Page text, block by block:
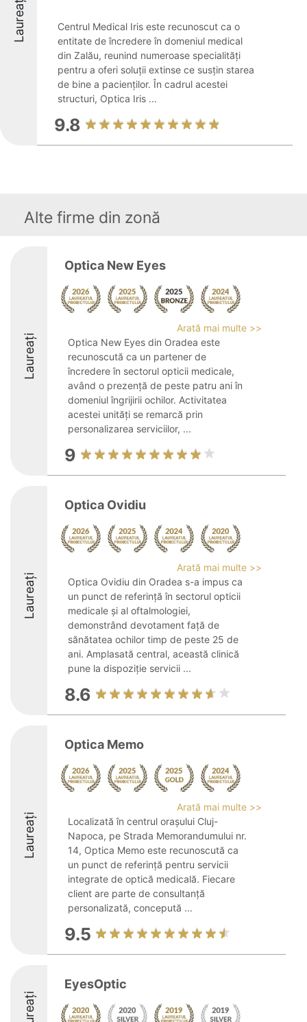
Laureați
Centrul Medical Iris este recunoscut ca o
entitate de încredere în domeniul medical
din Zalău, reunind numeroase specialități
pentru a oferi soluții extinse ce susțin starea
de bine a pacienților. În cadrul acestei
structuri, Optica Iris ...
9.8
Alte firme din zonă
Laureați
Optica New Eyes
Arată mai multe >>
Optica New Eyes din Oradea este
recunoscută ca un partener de
încredere în sectorul opticii medicale,
având o prezență de peste patru ani în
domeniul îngrijirii ochilor. Activitatea
acestei unități se remarcă prin
personalizarea serviciilor, ...
9
Laureați
Optica Ovidiu
Arată mai multe >>
Optica Ovidiu din Oradea s-a impus ca
un punct de referință în sectorul opticii
medicale și al oftalmologiei,
demonstrând devotament față de
sănătatea ochilor timp de peste 25 de
ani. Amplasată central, această clinică
pune la dispoziție servicii ...
8.6
Laureați
Optica Memo
Arată mai multe >>
Localizată în centrul orașului Cluj-
Napoca, pe Strada Memorandumului nr.
14, Optica Memo este recunoscută ca
un punct de referință pentru servicii
integrate de optică medicală. Fiecare
client are parte de consultanță
personalizată, concepută ...
9.5
EyesOptic